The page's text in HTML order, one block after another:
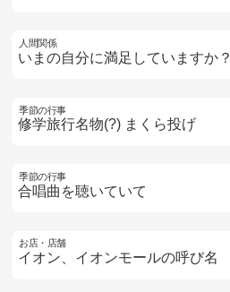
人間関係
いまの自分に満足していますか？
季節の行事
修学旅行名物(?) まくら投げ
季節の行事
合唱曲を聴いていて
お店・店舗
イオン、イオンモールの呼び名